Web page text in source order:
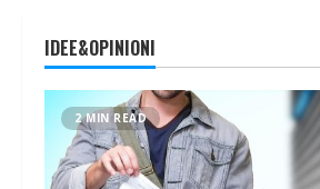
IDEE&OPINIONI
2 MIN READ